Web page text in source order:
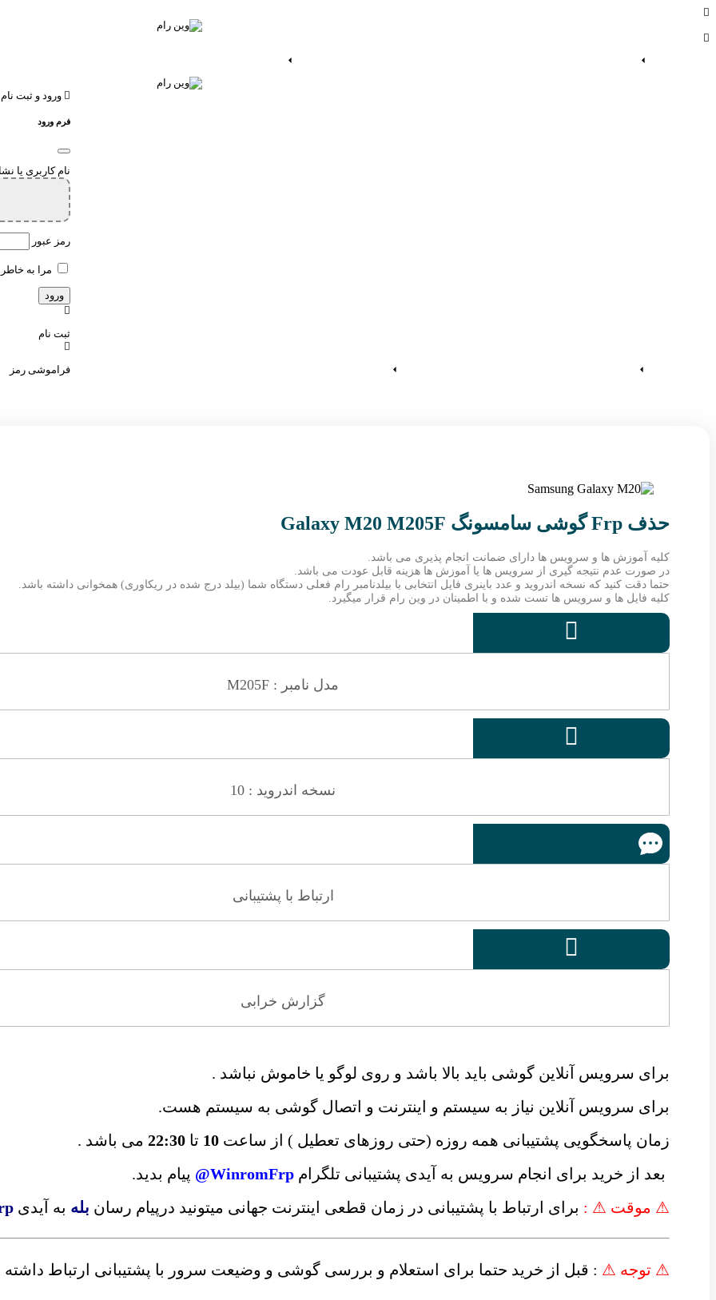
ورود و ثبت نام
فرم ورود
نام کاربری یا
رمز عبور
مرا به
ثبت نام
فراموشی رمز
حذف Frp گوشی سامسونگ Galaxy M20 M205F
کلیه آموزش ها و سرویس ها دارای ضمانت انجام پذیری می باشد.
در صورت عدم نتیجه گیری از سرویس ها یا آموزش ها هزینه قابل عودت می باشد.
حتما دقت کنید که نسخه اندروید و عدد باینری فایل انتخابی با بیلدنامبر رام فعلی دستگاه شما (بیلد درج شده در ریکاوری) همخوانی داشته باشد.
کلیه فایل ها و سرویس ها تست شده و با اطمینان در وین رام قرار میگیرد.

مدل نامبر : M205F

نسخه اندروید : 10
ارتباط با پشتیبانی

گزارش خرابی
برای سرویس آنلاین گوشی باید بالا باشد و روی لوگو یا خاموش نباشد .
برای سرویس آنلاین نیاز به سیستم و اینترنت و اتصال گوشی به سیستم هست.
زمان پاسخگویی پشتیبانی همه روزه (حتی روزهای تعطیل ) از ساعت 10 تا 22:30 می باشد .
بعد از خرید برای انجام سرویس به آیدی پشتیبانی تلگرام WinromFrp@
پیام بدید.
⚠ موقت ⚠ : برای ارتباط با پشتیبانی در زمان قطعی اینترنت جهانی میتونید درپیام رسان بله به آیدی
⚠ توجه ⚠ : قبل از خرید حتما برای استعلام و بررسی گوشی و وضیعت سرور با پشتیبانی ارتباط داشته